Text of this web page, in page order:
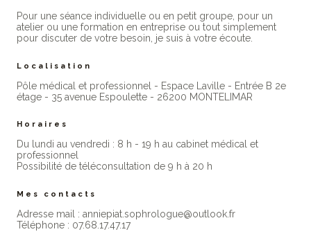
Pour une séance individuelle ou en petit groupe, pour un
atelier ou une formation en entreprise ou tout simplement
pour discuter de votre besoin, je suis à votre écoute.
Localisation
Pôle médical et professionnel - Espace Laville - Entrée B 2e
étage - 35 avenue Espoulette - 26200 MONTELIMAR
Horaires
Du lundi au vendredi : 8 h - 19 h au cabinet médical et
professionne​l
Possibilité de téléconsultation de 9 h à 20 h
Mes contacts
Adresse mail : anniepiat.sophrologue@outlook.fr
Téléphone : 07.68.17.47.17